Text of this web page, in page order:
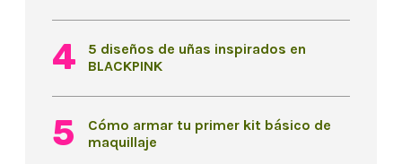
5 diseños de uñas inspirados en
BLACKPINK
Cómo armar tu primer kit básico de
maquillaje